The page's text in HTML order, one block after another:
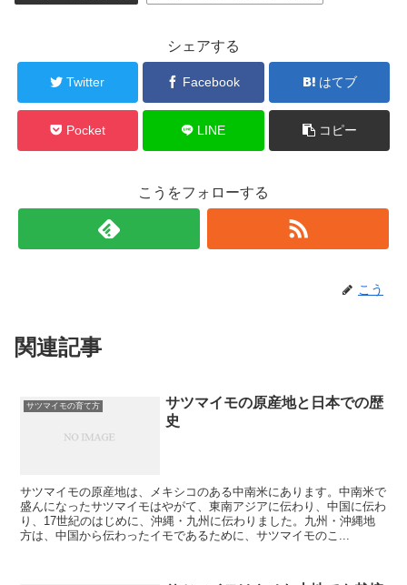
シェアする
Twitter Facebook はてブ
Pocket LINE コピー
こうをフォローする
こう
関連記事
サツマイモの育て方
サツマイモの原産地と日本での歴
史
サツマイモの原産地は、メキシコのある中南米にあります。中南米で
盛んになったサツマイモはやがて、東南アジアに伝わり、中国に伝わ
り、17世紀のはじめに、沖縄・九州に伝わりました。九州・沖縄地
方は、中国から伝わったイモであるために、サツマイモのこ...